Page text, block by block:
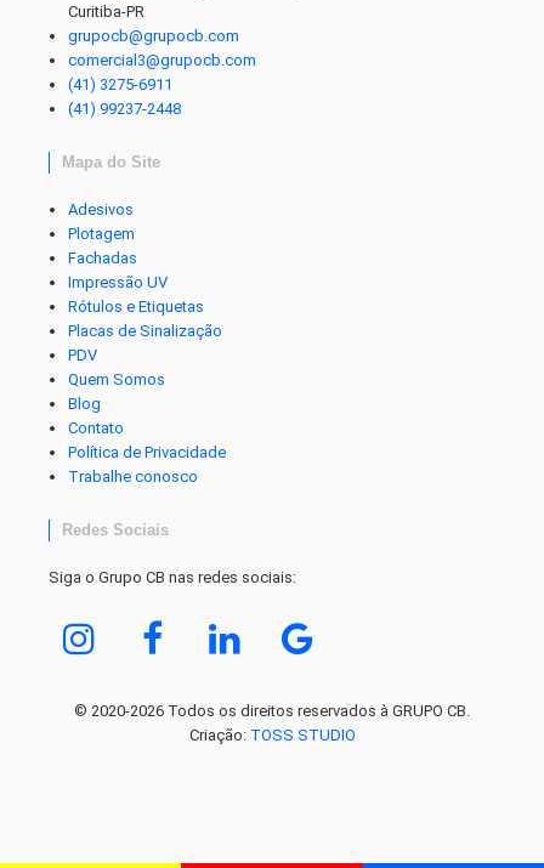
Curitiba-PR
grupocb@grupocb.com
comercial3@grupocb.com
(41) 3275-6911
(41) 99237-2448
Mapa do Site
Adesivos
Plotagem
Fachadas
Impressão UV
Rótulos e Etiquetas
Placas de Sinalização
PDV
Quem Somos
Blog
Contato
Política de Privacidade
Trabalhe conosco
Redes Sociais
Siga o Grupo CB nas redes sociais:
© 2020-2026 Todos os direitos reservados à GRUPO CB.
Criação: TOSS STUDIO